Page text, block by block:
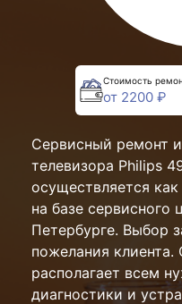
Стоимость
от 2200 ₽
Сервисный ремонт
телевизора Philips
осуществляется
на базе сервисного
Петербурге. Выбор
пожелания
располагает всем
диагностики и